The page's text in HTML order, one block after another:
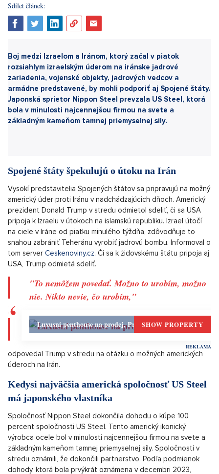
Boj medzi Izraelom a Iránom, ktorý začal v piatok
rozsiahlym izraelským úderom na iránske jadrové
zariadenia, vojenské objekty, jadrových vedcov a
armádne predstavené, by mohli podporiť aj Spojené štáty.
Japonská s prietor Nippon Steel prevzala US Steel, ktorá
bola v minulosti najcennejšou firmou na svete a
základným kameňom tamnej priemyselnej sily.
Spojené štáty špekulujú o útoku na Irán
Vysokí predstavitelia Spojených štátov sa pripravujú na možný
americký úder proti Iránu v nadchádzajúcich dňoch. Americký
prezident Donald Trump v stredu odmietol sdeliť, či sa USA
pripoja k Izraelu v útokoch na islamskú republiku. Izrael útočí
na ciele v Iráne od piatku minulého týždňa, zdôvodňuje to
tom serverCeskenoviny.cz. Či sa k židovskému štátu pripoja aj
USA, Trump odmietá sdeliť.
"To nemôžem povedať. Možno to urobím, možno
nie. Nikto nevie, čo urobím,"
Luxusní penthouse na prodej, Praha 6 - 226m, Praha 6
SHOW PROPERTY